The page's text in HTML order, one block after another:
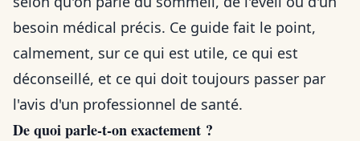
besoin médical précis. Ce guide fait le point,
calmement, sur ce qui est utile, ce qui est
déconseillé, et ce qui doit toujours passer par
l'avis d'un professionnel de santé.
De quoi parle-t-on exactement ?